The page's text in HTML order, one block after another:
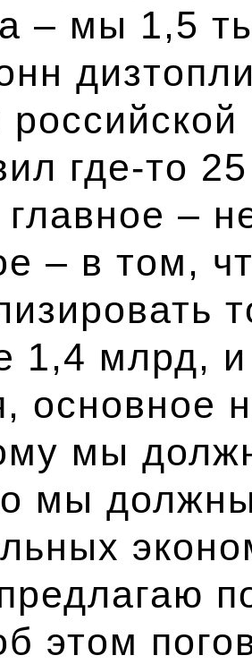
– мы 1,5
где-то
–
– в том,
1,4 млрд, и
основное
мы
мы
этом